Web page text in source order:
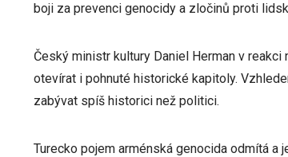
boji za prevenci genocidy a zločinů proti
Český ministr kultury Daniel Herman v
otevírat i pohnuté historické kapitoly.
zabývat spíš historici než politici.
Turecko pojem arménská genocida odmítá